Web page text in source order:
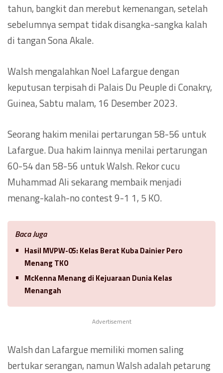
tahun, bangkit dan merebut kemenangan, setelah
sebelumnya sempat tidak disangka-sangka kalah
di tangan Sona Akale.
Walsh mengalahkan Noel Lafargue dengan
keputusan terpisah di Palais Du Peuple di Conakry,
Guinea, Sabtu malam, 16 Desember 2023.
Seorang hakim menilai pertarungan 58-56 untuk
Lafargue. Dua hakim lainnya menilai pertarungan
60-54 dan 58-56 untuk Walsh. Rekor cucu
Muhammad Ali sekarang membaik menjadi
menang-kalah-no contest 9-1 1, 5 KO.
Baca Juga
Hasil MVPW-05: Kelas Berat Kuba Dainier Pero
Menang TKO
McKenna Menang di Kejuaraan Dunia Kelas
Menangah
Advertisement
Walsh dan Lafargue memiliki momen saling
bertukar serangan, namun Walsh adalah petarung